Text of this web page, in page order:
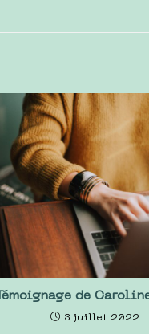
Témoignage de
3 juillet 2022